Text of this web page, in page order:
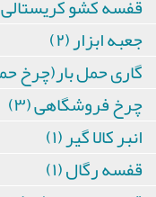
جعبه ابزار (۲)
گاری حمل بار(چرخ
چرخ فروشگاهی (۳)
انبر کالا گیر (۱)
قفسه رگال (۱)